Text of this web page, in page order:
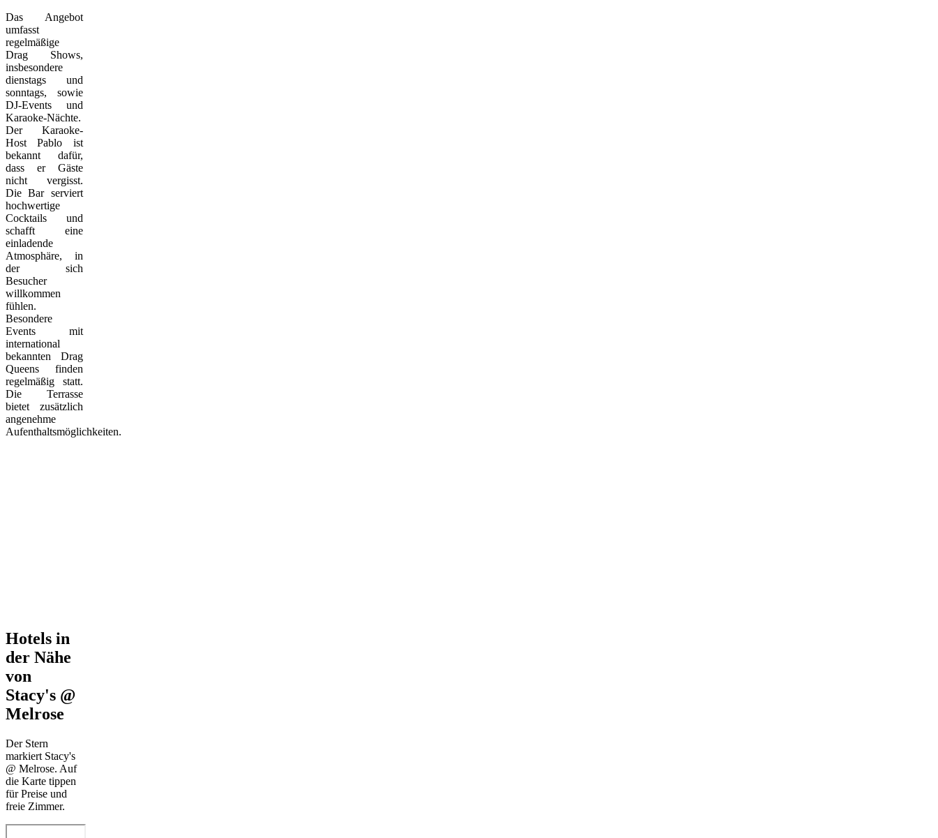
Das Angebot
umfasst
regelmäßige
Drag Shows,
insbesondere
dienstags und
sonntags, sowie
DJ-Events und
Karaoke-Nächte.
Der Karaoke-
Host Pablo ist
bekannt dafür,
dass er Gäste
nicht vergisst.
Die Bar serviert
hochwertige
Cocktails und
schafft eine
einladende
Atmosphäre, in
der sich
Besucher
willkommen
fühlen.
Besondere
Events mit
international
bekannten Drag
Queens finden
regelmäßig statt.
Die Terrasse
bietet zusätzlich
angenehme
Aufenthaltsmöglichkeiten.
Hotels in
der Nähe
von
Stacy's @
Melrose
Der Stern
markiert Stacy's
@ Melrose. Auf
die Karte tippen
für Preise und
freie Zimmer.